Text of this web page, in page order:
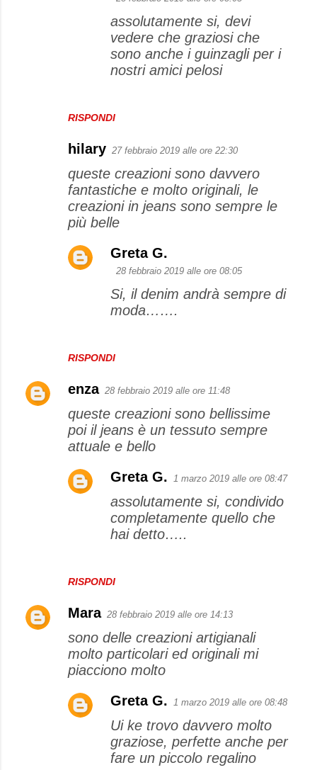
RISPONDI
assolutamente si, devi
vedere che graziosi che
sono anche i guinzagli per i
nostri amici pelosi
hilary 27 febbraio 2019 alle ore 22:30
queste creazioni sono davvero
fantastiche e molto originali, le
creazioni in jeans sono sempre le
più belle
RISPONDI
Greta G.
28 febbraio 2019 alle ore 08:05
Si, il denim andrà sempre di
moda…….
enza 28 febbraio 2019 alle ore 11:48
queste creazioni sono bellissime
poi il jeans è un tessuto sempre
attuale e bello
RISPONDI
Greta G. 1 marzo 2019 alle ore 08:47
assolutamente si, condivido
completamente quello che
hai detto…..
Mara 28 febbraio 2019 alle ore 14:13
sono delle creazioni artigianali
molto particolari ed originali mi
piacciono molto
Greta G. 1 marzo 2019 alle ore 08:48
Ui ke trovo davvero molto
graziose, perfette anche per
fare un piccolo regalino